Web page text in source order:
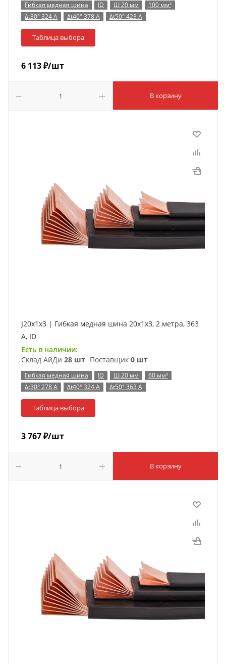
Гибкая медная шина ID Ш 20 мм
100 мм²
Δt30° 324 А
Δt40° 378 А Δt50° 423 А
Таблица выбора
6 113₽/шт
В корзину
J20x1x3 | Гибкая медная шина 20x1x3, 2 метра, 363
А, ID
Есть в наличии:
Склад АйДи 28 шт Поставщик 0 шт
Гибкая медная шина ID Ш 20 мм
60 мм²
Δt30° 278 А
Δt40° 324 А Δt50° 363 А
Таблица выбора
3 767₽/шт
В корзину